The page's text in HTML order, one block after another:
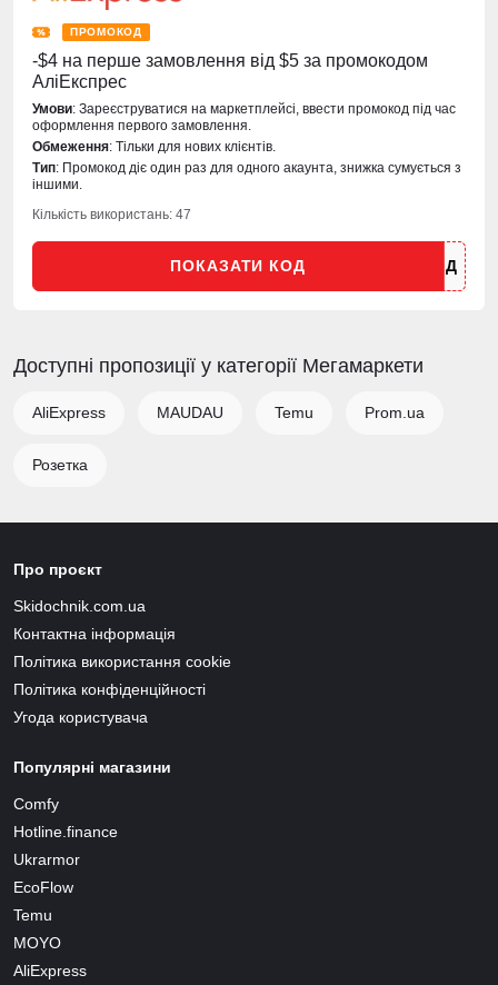
ПРОМОКОД
-$4 на перше замовлення від $5 за промокодом
АліЕкспрес
Умови: Зареєструватися на маркетплейсі, ввести промокод під час
оформлення первого замовлення.
Обмеження: Тільки для нових клієнтів.
Тип: Промокод діє один раз для одного акаунта, знижка сумується з
іншими.
Кількість використань: 47
ПОКАЗАТИ КОД
Доступні пропозиції у категорії Мегамаркети
AliExpress MAUDAU Temu Prom.ua
Розетка
Про проєкт
Skidochnik.com.ua
Контактна інформація
Політика використання cookie
Політика конфіденційності
Угода користувача
Популярні магазини
Comfy
Hotline.finance
Ukrarmor
EcoFlow
Temu
MOYO
AliExpress